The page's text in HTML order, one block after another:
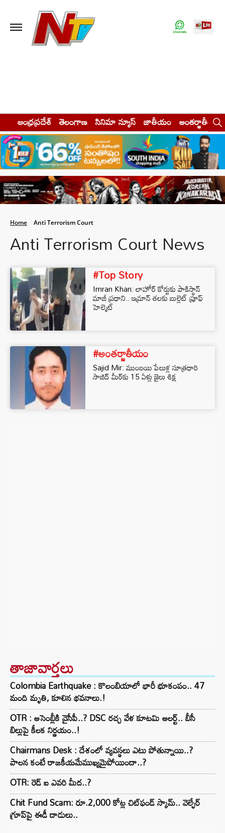
ఆంధ్రప్రదేశ్ తెలంగాణ సినిమా న్యూస్ జాతీయం అంతర్జాతీయం
Home Anti Terrorism Court
Anti Terrorism Court News
#Top Story
Imran Khan: లాహోర్‌ కోర్టుకు పాకిస్థాన్
మాజీ ప్రధాని.. ఇమ్రాన్ తలకు బుల్లెట్ ప్రూఫ్
హెల్మెట్
#అంతర్జాతీయం
Sajid Mir: ముంబయి పేలుళ్ల సూత్రధారి
సాజిద్ మీర్‌కు 15 ఏళ్లు జైలు శిక్ష
తాజావార్తలు
Colombia Earthquake : కొలంబియాలో భారీ భూకంపం.. 47
మంది మృతి, కూలిన భవనాలు.!
OTR : అసెంబ్లీకి వైసీపీ..? DSC రచ్చ వేళ కూటమి అలర్ట్.. బీసీ
బిల్లుపై కీలక నిర్ణయం..!
Chairmans Desk : దేశంలో వ్యవస్థలు ఎటు పోతున్నాయి..?
పాలన కంటే రాజకీయమేముఖ్యమైపోయిందా..?
OTR: రెడ్ ఐ ఎవరి మీద..?
Chit Fund Scam: రూ.2,000 కోట్ల చిట్‌ఫండ్ స్కామ్.. వెల్ఫేర్
గ్రూప్‌పై ఈడీ దాడులు..